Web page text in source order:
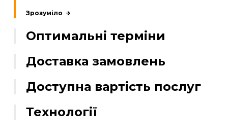
Зрозуміло
Оптимальні терміни
Доставка замовлень
Доступна вартість послуг
Технології